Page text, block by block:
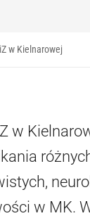
w Kielnarowej
w
w MK.